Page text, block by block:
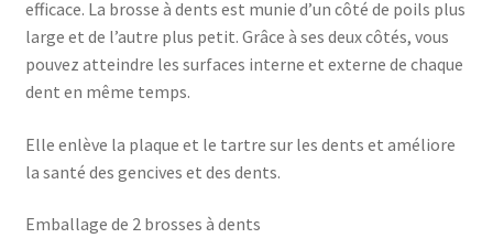
efficace. La brosse à dents est munie d’un côté de poils plus
large et de l’autre plus petit. Grâce à ses deux côtés, vous
pouvez atteindre les surfaces interne et externe de chaque
dent en même temps.
Elle enlève la plaque et le tartre sur les dents et améliore
la santé des gencives et des dents.
Emballage de 2 brosses à dents